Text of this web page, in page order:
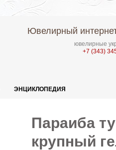
Ювелирный
ювелирные
+7 (343)
ЭНЦИКЛОПЕДИЯ
Параиба
крупный